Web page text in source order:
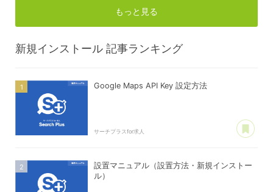
もっと見る
新規インストール 記事ランキング
Google Maps API Key 設定方法
サーチプラスfor求人
設置マニュアル（設置方法・新規インストー
ル）